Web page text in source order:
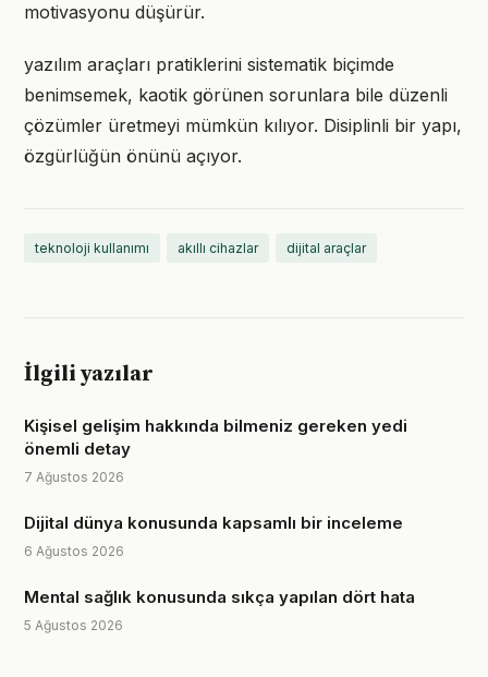
motivasyonu düşürür.
yazılım araçları pratiklerini sistematik biçimde
benimsemek, kaotik görünen sorunlara bile düzenli
çözümler üretmeyi mümkün kılıyor. Disiplinli bir yapı,
özgürlüğün önünü açıyor.
teknoloji kullanımı akıllı cihazlar dijital araçlar
İlgili yazılar
Kişisel gelişim hakkında bilmeniz gereken yedi
önemli detay
7 Ağustos 2026
Dijital dünya konusunda kapsamlı bir inceleme
6 Ağustos 2026
Mental sağlık konusunda sıkça yapılan dört hata
5 Ağustos 2026